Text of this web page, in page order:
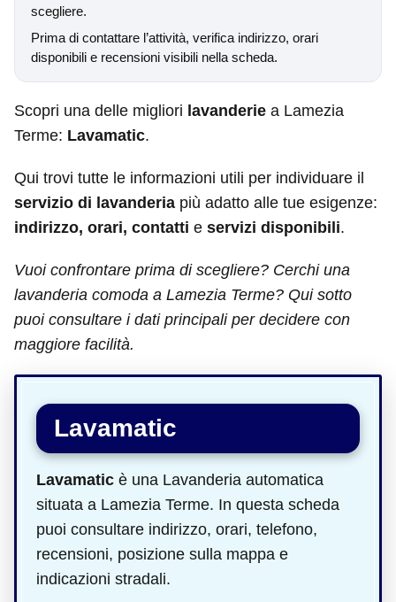
scegliere.
Prima di contattare l’attività, verifica indirizzo, orari
disponibili e recensioni visibili nella scheda.
Scopri una delle migliori lavanderie a Lamezia
Terme: Lavamatic.
Qui trovi tutte le informazioni utili per individuare il
servizio di lavanderia più adatto alle tue esigenze:
indirizzo, orari, contatti e servizi disponibili.
Vuoi confrontare prima di scegliere? Cerchi una
lavanderia comoda a Lamezia Terme? Qui sotto
puoi consultare i dati principali per decidere con
maggiore facilità.
Lavamatic
Lavamatic è una Lavanderia automatica
situata a Lamezia Terme. In questa scheda
puoi consultare indirizzo, orari, telefono,
recensioni, posizione sulla mappa e
indicazioni stradali.